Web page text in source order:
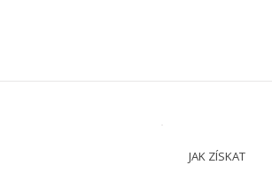
JAK ZÍSKAT